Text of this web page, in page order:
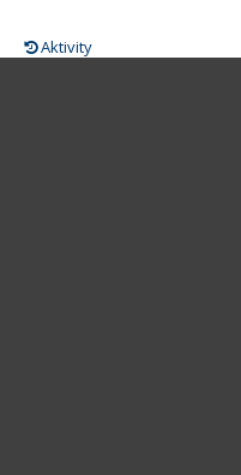
Aktivity